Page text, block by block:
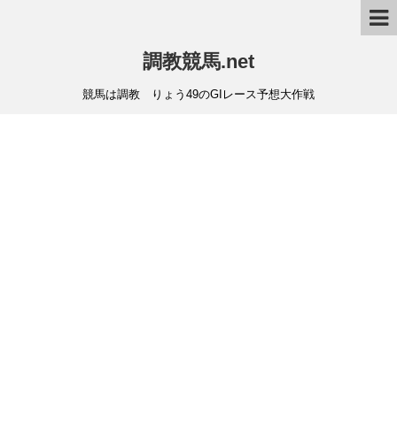
調教競馬.net
競馬は調教 りょう49のGIレース予想大作戦